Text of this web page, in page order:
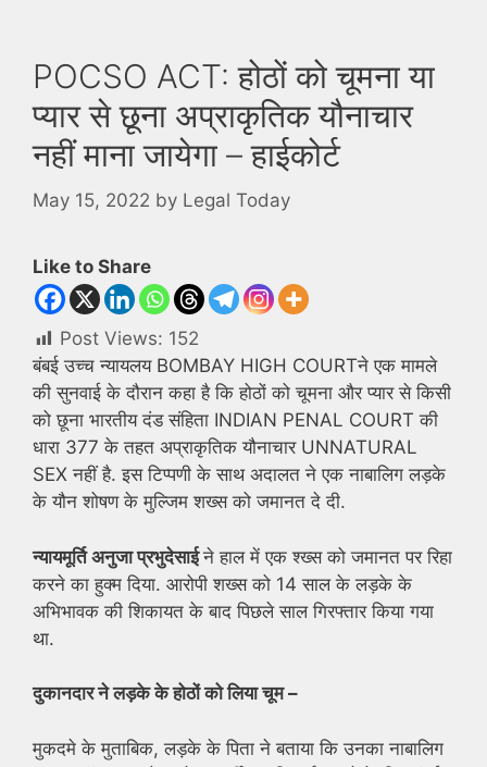
POCSO ACT: होठों को चूमना या
प्यार से छूना अप्राकृतिक यौनाचार
नहीं माना जायेगा – हाईकोर्ट
May 15, 2022 by Legal Today
Like to Share
Post Views: 152
बंबई उच्च न्यायलय BOMBAY HIGH COURTने एक मामले
की सुनवाई के दौरान कहा है कि होठों को चूमना और प्यार से किसी
को छूना भारतीय दंड संहिता INDIAN PENAL COURT की
धारा 377 के तहत अप्राकृतिक यौनाचार UNNATURAL
SEX नहीं है. इस टिप्पणी के साथ अदालत ने एक नाबालिग लड़के
के यौन शोषण के मुल्जिम शख्स को जमानत दे दी.
न्यायमूर्ति अनुजा प्रभुदेसाईने हाल में एक श्ख्स को जमानत पर रिहा
करने का हुक्म दिया. आरोपी शख्स को 14 साल के लड़के के
अभिभावक की शिकायत के बाद पिछले साल गिरफ्तार किया गया
था.
दुकानदार ने लड़के के होठों को लिया चूम –
मुकदमे के मुताबिक, लड़के के पिता ने बताया कि उनका नाबालिग